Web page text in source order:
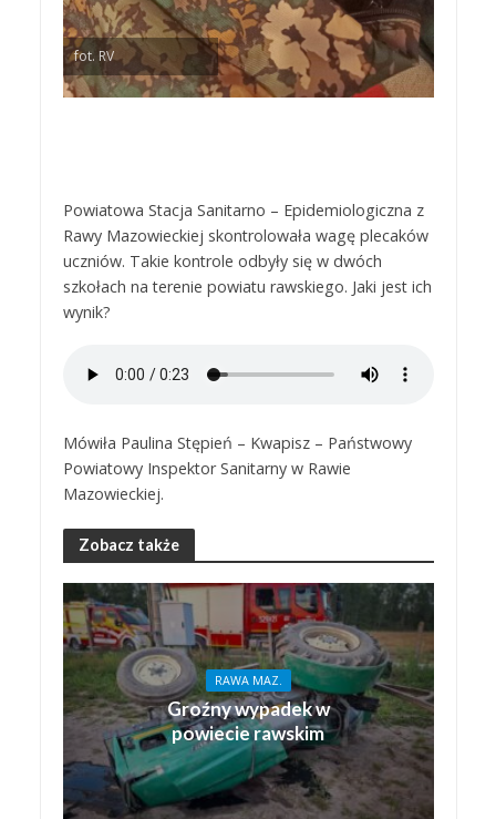
fot. RV
Powiatowa Stacja Sanitarno – Epidemiologiczna z
Rawy Mazowieckiej skontrolowała wagę plecaków
uczniów. Takie kontrole odbyły się w dwóch
szkołach na terenie powiatu rawskiego. Jaki jest ich
wynik?
Mówiła Paulina Stępień – Kwapisz – Państwowy
Powiatowy Inspektor Sanitarny w Rawie
Mazowieckiej.
Zobacz także
RAWA MAZ.
Groźny wypadek w
powiecie rawskim